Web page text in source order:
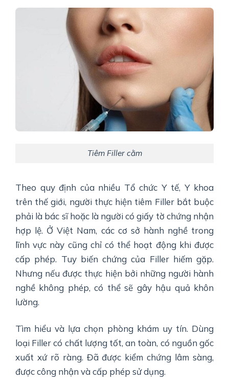
Tiêm Filler cằm
Theo quy định của nhiều Tổ chức Y tế, Y khoa
trên thế giới, người thực hiện tiêm Filler bắt buộc
phải là bác sĩ hoặc là người có giấy tờ chứng nhận
hợp lệ. Ở Việt Nam, các cơ sở hành nghề trong
lĩnh vực này cũng chỉ có thể hoạt động khi được
cấp phép. Tuy biến chứng của Filler hiếm gặp.
Nhưng nếu được thực hiện bởi những người hành
nghề không phép, có thể sẽ gây hậu quả khôn
lường.
Tìm hiểu và lựa chọn phòng khám uy tín. Dùng
loại Filler có chất lượng tốt, an toàn, có nguồn gốc
xuất xứ rõ ràng. Đã được kiểm chứng lâm sàng,
được công nhận và cấp phép sử dụng.